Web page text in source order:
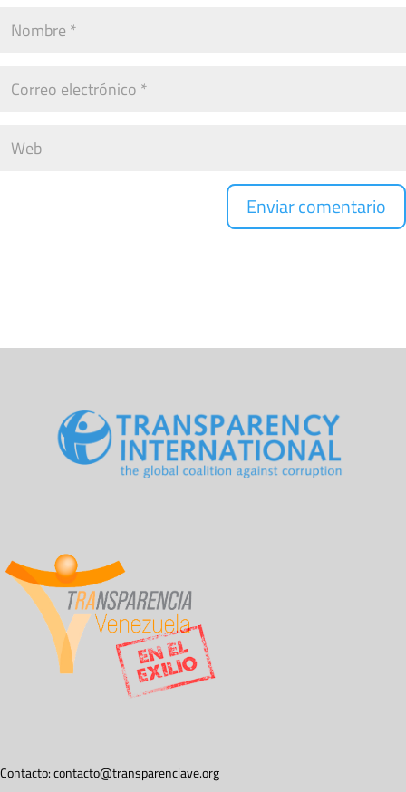
Contacto:contacto@transparenciave.org